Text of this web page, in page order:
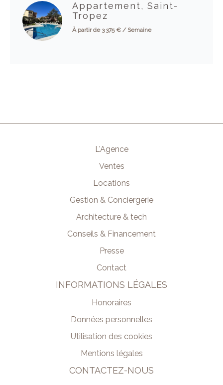
Appartement, Saint-
Tropez
À partir de 3 375 € / Semaine
L'Agence
Ventes
Locations
Gestion & Conciergerie
Architecture & tech
Conseils & Financement
Presse
Contact
INFORMATIONS LÉGALES
Honoraires
Données personnelles
Utilisation des cookies
Mentions légales
CONTACTEZ-NOUS